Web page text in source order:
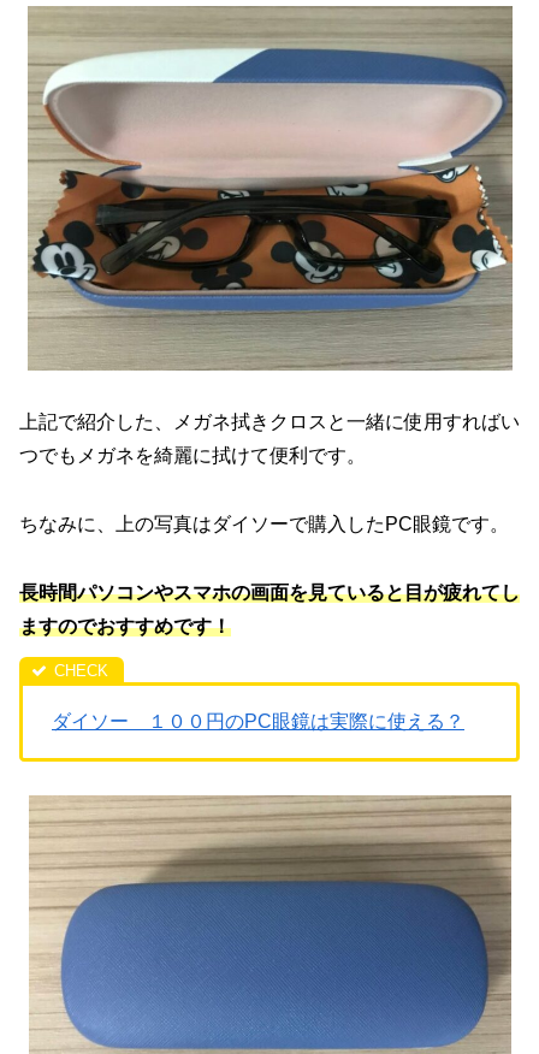
上記で紹介した、メガネ拭きクロスと一緒に使用すればい
つでもメガネを綺麗に拭けて便利です。
ちなみに、上の写真はダイソーで購入したPC眼鏡です。
長時間パソコンやスマホの画面を見ていると目が疲れてし
ますのでおすすめです！
ダイソー １００円のPC眼鏡は実際に使える？